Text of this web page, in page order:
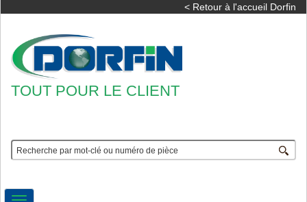
< Retour à l'accueil Dorfin
TOUT POUR LE CLIENT